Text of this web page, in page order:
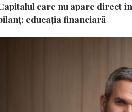
care nu apare direct în
educația financiară